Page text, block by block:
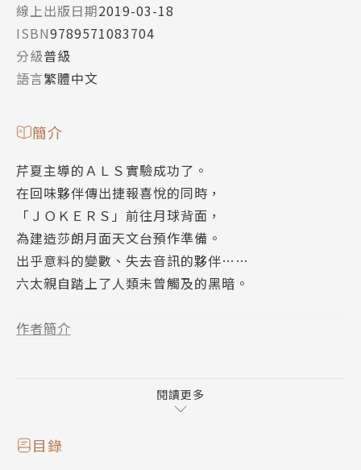
線上出版日期2019-03-18
ISBN9789571083704
分級普級
語言繁體中文
簡介
芹夏主導的ＡＬＳ實驗成功了。
在回味夥伴傳出捷報喜悅的同時，
「ＪＯＫＥＲＳ」前往月球背面，
為建造莎朗月面天文台預作準備。
出乎意料的變數、失去音訊的夥伴……
六太親自踏上了人類未曾觸及的黑暗。
作者簡介
2007年12月開始於Morning週刊連載『宇宙兄弟』。
2010年榮獲第56屆小學館漫畫賞一般向部門，2011年
閱讀更多
目錄